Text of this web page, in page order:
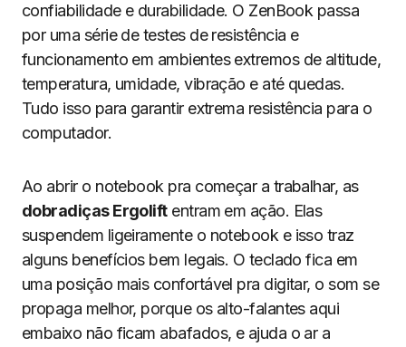
confiabilidade e durabilidade. O ZenBook passa
por uma série de testes de resistência e
funcionamento em ambientes extremos de altitude,
temperatura, umidade, vibração e até quedas.
Tudo isso para garantir extrema resistência para o
computador.
Ao abrir o notebook pra começar a trabalhar, as
dobradiças Ergoliftentram em ação. Elas
suspendem ligeiramente o notebook e isso traz
alguns benefícios bem legais. O teclado fica em
uma posição mais confortável pra digitar, o som se
propaga melhor, porque os alto-falantes aqui
embaixo não ficam abafados, e ajuda o ar a